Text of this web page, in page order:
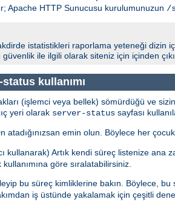
Apache HTTP Sunucusu kurulumunuzun /
istatistikleri raporlama yeteneği dizin
ile ilgili olarak siteniz için içinden
kullanımı
(işlemci veya bellek) sömürdüğü ve
yeri olarak server-status sayfası
atadığınızsan emin olun. Böylece her
kullanarak) Artık kendi süreç listenize ana
kullanımına göre sıralatabilirsiniz.
bu süreç kimliklerine bakın. Böylece,
iş üstünde yakalamak için çeşitli